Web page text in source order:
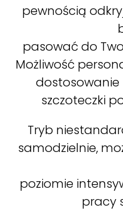
pewnością
pasować do
Możliwość
dostosowanie
szczoteczki
Tryb
samodzielnie,
poziomie
pracy